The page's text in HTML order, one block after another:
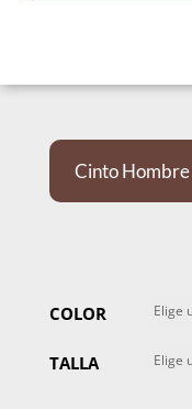
Cinto Hombre
COLOR
TALLA